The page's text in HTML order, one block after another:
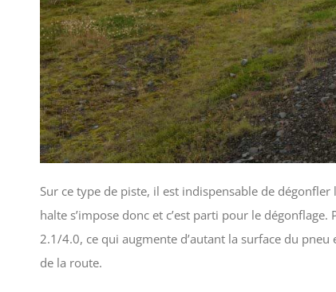
Sur ce type de piste, il est indispensable de
halte s’impose donc et c’est parti pour le
2.1/4.0, ce qui augmente d’autant la surface du
de la route.